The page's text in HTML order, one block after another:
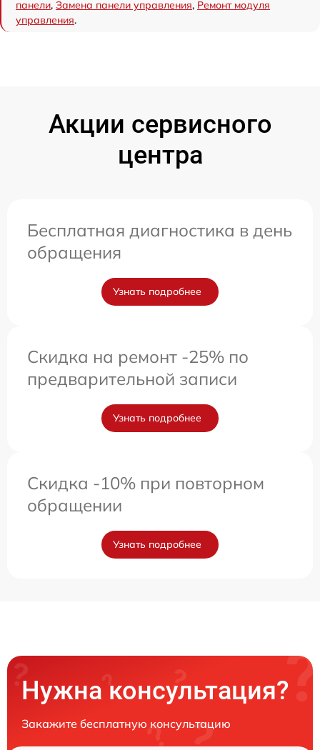
панели, Замена панели управления, Ремонт модуля
управления.
Акции сервисного
центра
Бесплатная диагностика в день
обращения
Узнать подробнее
Скидка на ремонт -25% по
предварительной записи
Узнать подробнее
Скидка -10% при повторном
обращении
Узнать подробнее
Нужна консультация?
Закажите бесплатную консультацию